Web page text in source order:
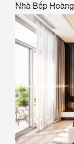
Nhà Bếp